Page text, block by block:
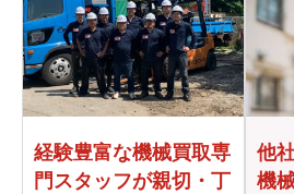
経験豊富な機械買取専
門 スタッフが親切・丁
他
機